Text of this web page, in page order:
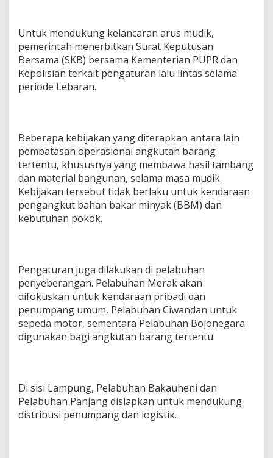
Untuk mendukung kelancaran arus mudik,
pemerintah menerbitkan Surat Keputusan
Bersama (SKB) bersama Kementerian PUPR dan
Kepolisian terkait pengaturan lalu lintas selama
periode Lebaran.
Beberapa kebijakan yang diterapkan antara lain
pembatasan operasional angkutan barang
tertentu, khususnya yang membawa hasil tambang
dan material bangunan, selama masa mudik.
Kebijakan tersebut tidak berlaku untuk kendaraan
pengangkut bahan bakar minyak (BBM) dan
kebutuhan pokok.
Pengaturan juga dilakukan di pelabuhan
penyeberangan. Pelabuhan Merak akan
difokuskan untuk kendaraan pribadi dan
penumpang umum, Pelabuhan Ciwandan untuk
sepeda motor, sementara Pelabuhan Bojonegara
digunakan bagi angkutan barang tertentu.
Di sisi Lampung, Pelabuhan Bakauheni dan
Pelabuhan Panjang disiapkan untuk mendukung
distribusi penumpang dan logistik.